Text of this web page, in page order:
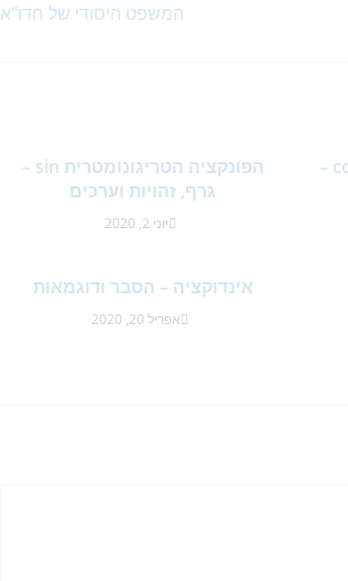
המשפט היסודי של חדו"א
הפונקציה הטריגונומטרית sin –
גרף, זהויות וערכים
יוני 2, 2020
הפונקציה הטריגונומטרית cos –
אינדוקציה – הסבר ודוגמאות
אפריל 20, 2020